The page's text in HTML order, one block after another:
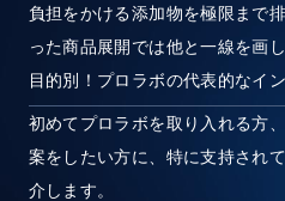
負担をかける添加物を極限まで
った商品展開では他と一線を画し
目的別！プロラボの代表的なイ
初めてプロラボを取り入れる方
案をしたい方に、特に支持され
介します。